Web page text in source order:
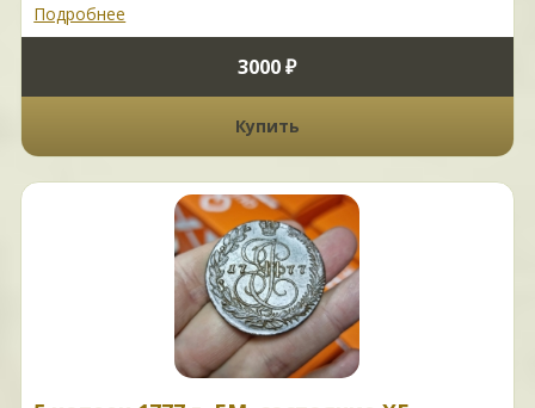
Подробнее
3000 ₽
Купить